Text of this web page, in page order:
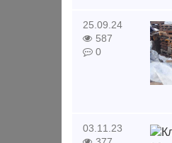
25.09.24
587
0
03.11.23